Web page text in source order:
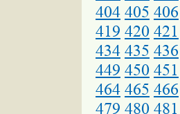
404 405 406
419 420 421
434 435 436
449 450 451
464 465 466
479 480 481